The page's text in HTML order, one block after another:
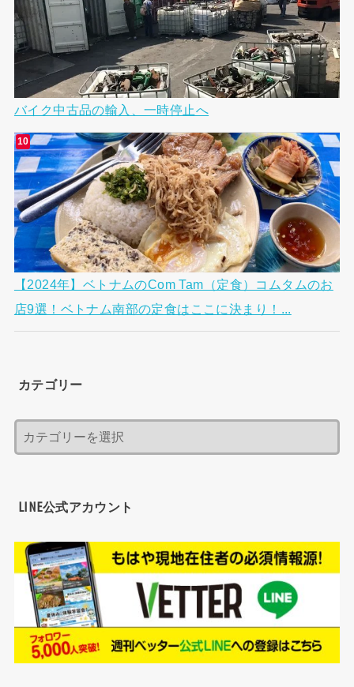
バイク中古品の輸入、一時停止へ
【2024年】ベトナムのCom Tam（定食）コムタムのお
店9選！ベトナム南部の定食はここに決まり！...
カテゴリー
LINE公式アカウント